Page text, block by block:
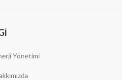
Yönetimi